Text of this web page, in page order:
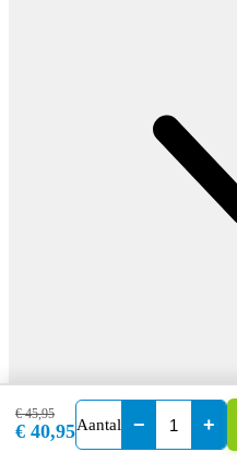
€ 45,95
€ 40,95Aantal − +
Kies je Douche